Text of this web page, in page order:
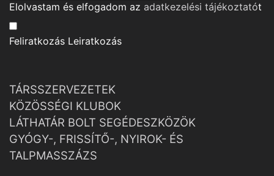
Elolvastam és elfogadom az adatkezelési tájékoztatót
Feliratkozás Leiratkozás
TÁRSSZERVEZETEK
KÖZÖSSÉGI KLUBOK
LÁTHATÁR BOLT SEGÉDESZKÖZÖK
GYÓGY-, FRISSÍTŐ-, NYIROK- ÉS
TALPMASSZÁZS